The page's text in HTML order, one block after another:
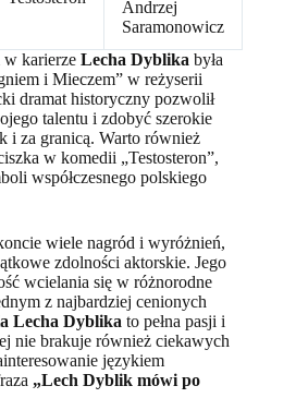
Andrzej
Saramonowicz
w karierze Lecha Dyblika była
i Mieczem” w reżyserii
dramat historyczny pozwolił
talentu i zdobyć szerokie
i za granicą. Warto również
w komedii „Testosteron”,
współczesnego polskiego
wiele nagród i wyróżnień,
zdolności aktorskie. Jego
wcielania się w różnorodne
z najbardziej cenionych
Lecha Dyblika to pełna pasji i
nie brakuje również ciekawych
językiem
„Lech Dyblik mówi po